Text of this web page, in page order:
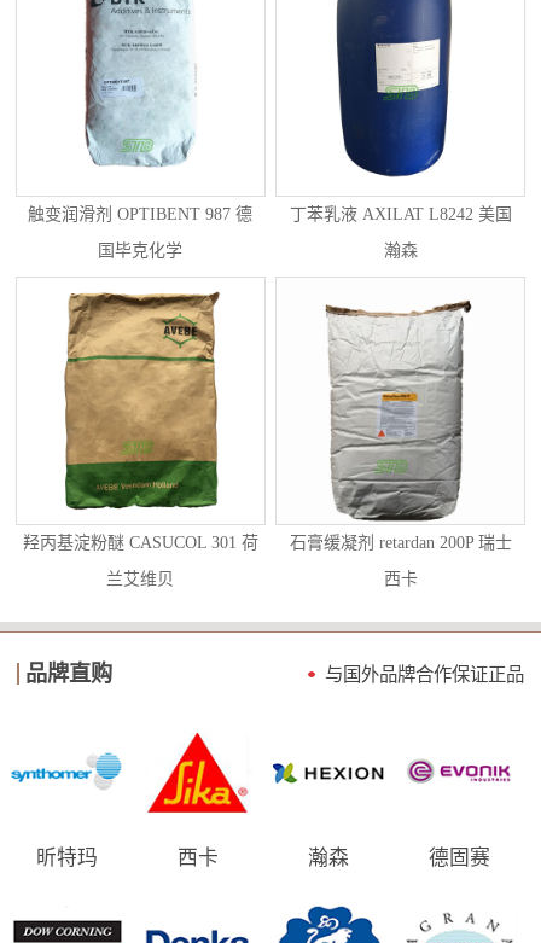
触变润滑剂 OPTIBENT 987 德
国毕克化学
丁苯乳液 AXILAT L8242 美国
瀚森
羟丙基淀粉醚 CASUCOL 301 荷
兰艾维贝
石膏缓凝剂 retardan 200P 瑞士
西卡
品牌直购 与国外品牌合作保证正品
昕特玛 西卡 瀚森 德固赛